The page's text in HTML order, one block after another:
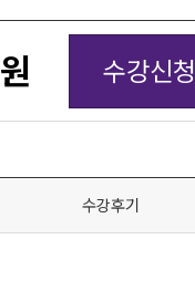
원 수강신청
수강후기